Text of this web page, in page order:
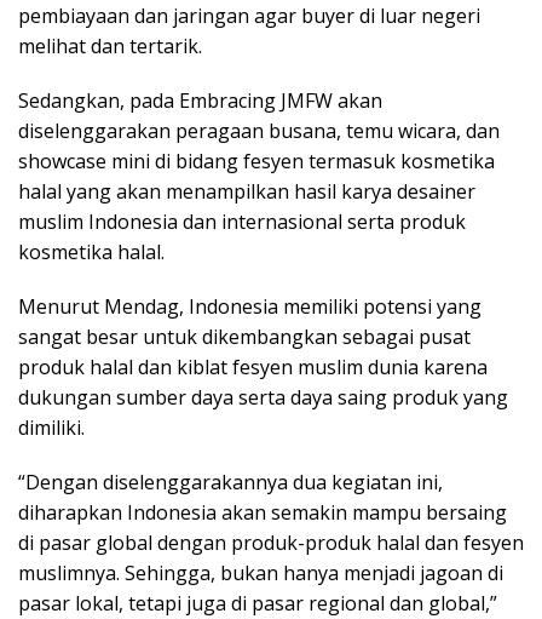
pembiayaan dan jaringan agar buyer di luar negeri
melihat dan tertarik.
Sedangkan, pada Embracing JMFW akan
diselenggarakan peragaan busana, temu wicara, dan
showcase mini di bidang fesyen termasuk kosmetika
halal yang akan menampilkan hasil karya desainer
muslim Indonesia dan internasional serta produk
kosmetika halal.
Menurut Mendag, Indonesia memiliki potensi yang
sangat besar untuk dikembangkan sebagai pusat
produk halal dan kiblat fesyen muslim dunia karena
dukungan sumber daya serta daya saing produk yang
dimiliki.
“Dengan diselenggarakannya dua kegiatan ini,
diharapkan Indonesia akan semakin mampu bersaing
di pasar global dengan produk-produk halal dan fesyen
muslimnya. Sehingga, bukan hanya menjadi jagoan di
pasar lokal, tetapi juga di pasar regional dan global,”